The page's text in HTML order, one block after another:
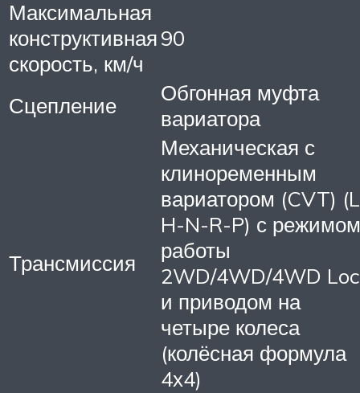
Максимальная
конструктивная
скорость, км/ч
90
Сцепление
Обгонная муфта
вариатора
Трансмиссия
Механическая с
клиноременным
вариатором (CVT)
H-N-R-P) с режимом
работы
2WD/4WD/4WD
и приводом на
четыре колеса
(колёсная формула
4х4)